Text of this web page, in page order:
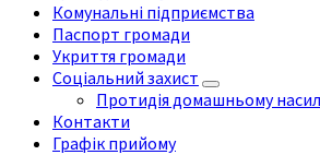
Комунальні підприємства
Паспорт громади
Укриття громади
Соціальний захист
Протидія домашньому
Контакти
Графік прийому